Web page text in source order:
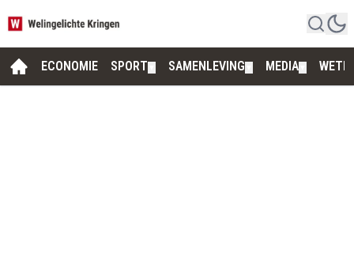
ECONOMIE SPORT SAMENLEVING MEDIA